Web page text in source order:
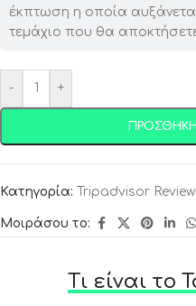
έκπτωση η οποία
τεμάχιο που θα
- +
Κατηγορία: Tripadvisor
Μοιράσου το:
Τι είναι το